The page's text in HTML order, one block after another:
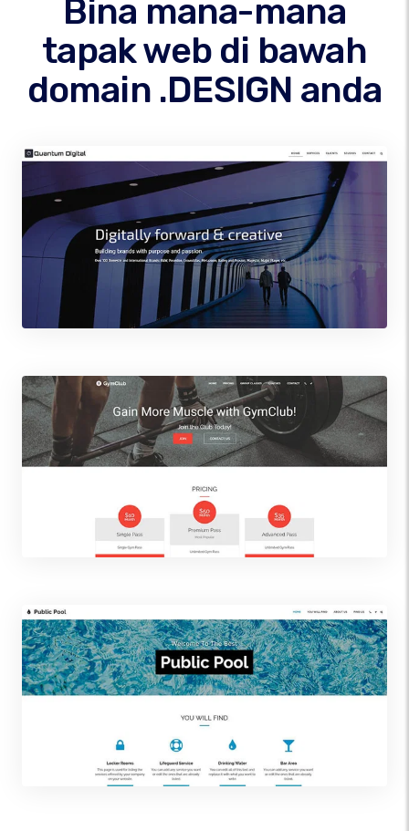
Bina mana-mana
tapak web di bawah
domain .DESIGN anda